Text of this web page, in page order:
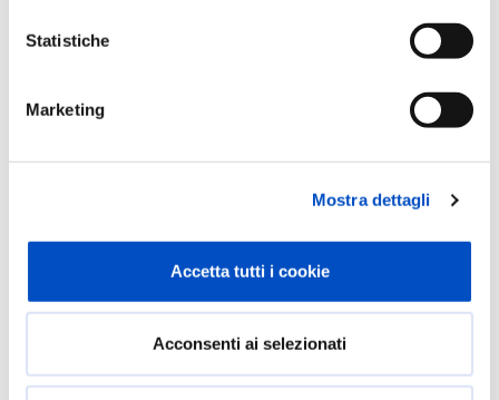
Statistiche
Marketing
Mostra dettagli
Accetta tutti i cookie
Acconsenti ai selezionati